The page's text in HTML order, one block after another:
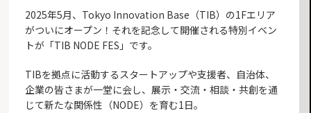
2025年5月、Tokyo Innovation Base（TIB）の1Fエリア
がついにオープン！それを記念して開催される特別イベン
トが「TIB NODE FES」です。
TIBを拠点に活動するスタートアップや支援者、自治体、
企業の皆さまが一堂に会し、展示・交流・相談・共創を通
じて新たな関係性（NODE）を育む1日。